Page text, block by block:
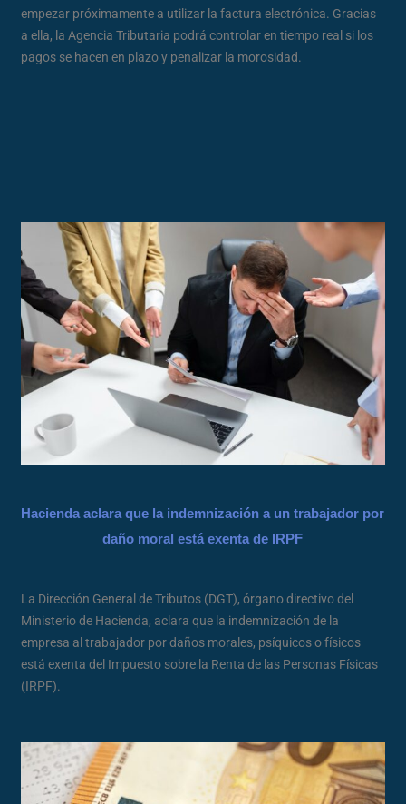
empezar próximamente a utilizar la factura electrónica. Gracias
a ella, la Agencia Tributaria podrá controlar en tiempo real si los
pagos se hacen en plazo y penalizar la morosidad.
Hacienda aclara que la indemnización a un trabajador por
daño moral está exenta de IRPF
La Dirección General de Tributos (DGT), órgano directivo del
Ministerio de Hacienda, aclara que la indemnización de la
empresa al trabajador por daños morales, psíquicos o físicos
está exenta del Impuesto sobre la Renta de las Personas Físicas
(IRPF).